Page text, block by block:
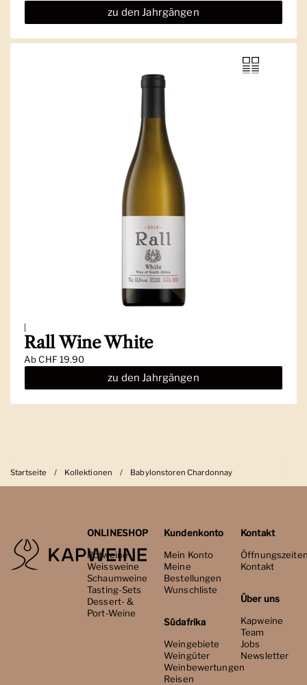
zu den Jahrgängen
|
Rall Wine White
AbCHF 19.90
zu den Jahrgängen
Startseite / Kollektionen / Babylonstoren Chardonnay
ONLINESHOP
Rotweine
Weissweine
Schaumweine
Tasting-Sets
Dessert- &
Port-Weine
Kundenkonto
Mein Konto
Meine
Bestellungen
Wunschliste
Südafrika
Weingebiete
Weingüter
Weinbewertungen
Reisen
Kontakt
Kontakt
Über uns
Kapweine
Team
Jobs
Newsletter